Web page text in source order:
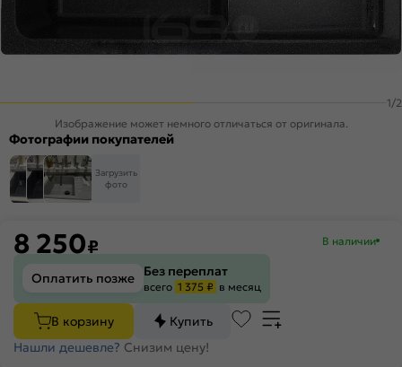
1/2
Изображение может немного отличаться от оригинала.
Фотографии покупателей
Загрузить
фото
8 250₽ В наличии
Оплатить позже Без переплат
всего 1 375 ₽ в месяц
В корзину
Купить
Нашли дешевле? Снизим цену!